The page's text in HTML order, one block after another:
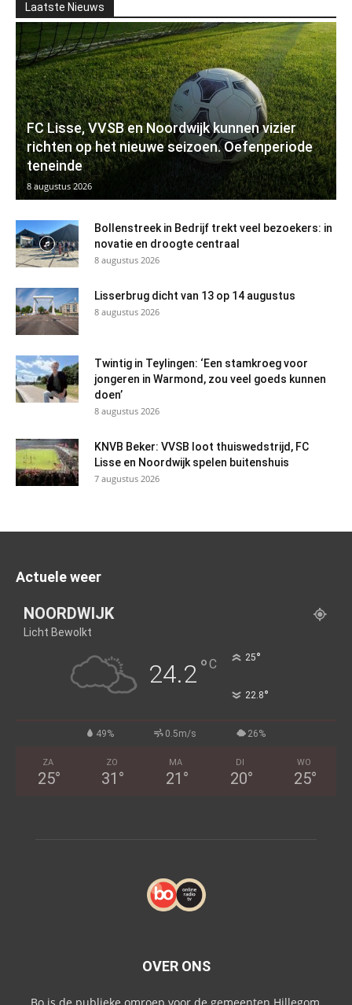
Laatste Nieuws
FC Lisse, VVSB en Noordwijk kunnen vizier
richten op het nieuwe seizoen. Oefenperiode
teneinde
8 augustus 2026
Bollenstreek in Bedrijf trekt veel bezoekers: in
novatie en droogte centraal
8 augustus 2026
Lisserbrug dicht van 13 op 14 augustus
8 augustus 2026
Twintig in Teylingen: ‘Een stamkroeg voor
jongeren in Warmond, zou veel goeds kunnen
doen’
8 augustus 2026
KNVB Beker: VVSB loot thuiswedstrijd, FC
Lisse en Noordwijk spelen buitenshuis
7 augustus 2026
Actuele weer
NOORDWIJK
Licht Bewolkt
24.2°C 25°
22.8°
49% 0.5m/s 26%
ZA
25°
ZO
31 °
MA
21 °
DI
20°
WO
25°
OVER ONS